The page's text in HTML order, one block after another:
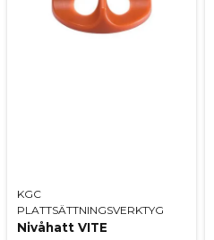
KGC
PLATTSÄTTNINGSVERKTYG
Nivåhatt VITE